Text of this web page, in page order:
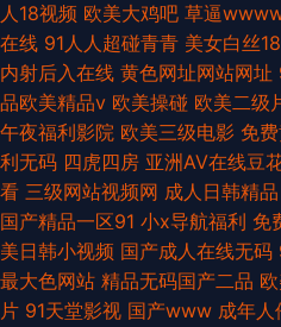
人18视频 欧美大鸡吧 草逼
在线 91人人超碰青青 美女白丝
内射后入在线 黄色网址网站网址
品欧美精品v 欧美操碰 欧美二级
午夜福利影院 欧美三级电影 免
利无码 四虎四房 亚洲AV在线豆
看 三级网站视频网 成人日韩精品
国产精品一区91 小x导航福利 免
美日韩小视频 国产成人在线无码
最大色网站 精品无码国产二品
片 91天堂影视 国产www 成年人